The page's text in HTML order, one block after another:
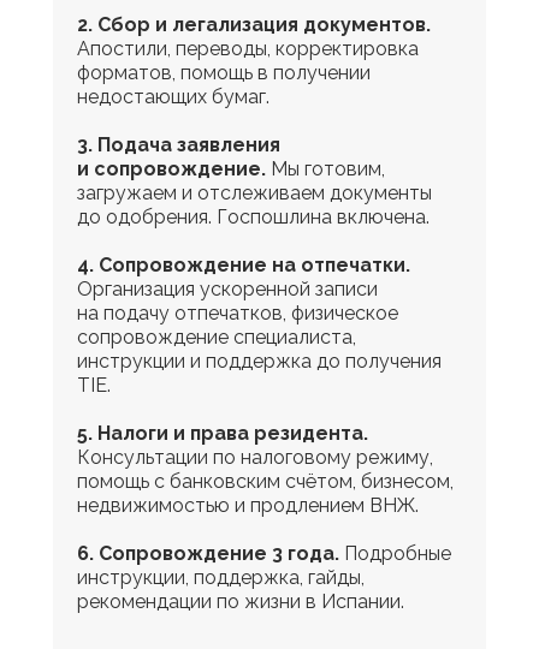
2. Сбор и легализация документов.
Апостили, переводы, корректировка
форматов, помощь в получении
недостающих бумаг.
3. Подача заявления
и сопровождение. Мы готовим,
загружаем и отслеживаем документы
до одобрения. Госпошлина включена.
4. Сопровождение на отпечатки.
Организация ускоренной записи
на подачу отпечатков, физическое
сопровождение специалиста,
инструкции и поддержка до получения
TIE.
5. Налоги и права резидента.
Консультации по налоговому режиму,
помощь с банковским счётом, бизнесом,
недвижимостью и продлением ВНЖ.
6. Сопровождение 3 года. Подробные
инструкции, поддержка, гайды,
рекомендации по жизни в Испании.